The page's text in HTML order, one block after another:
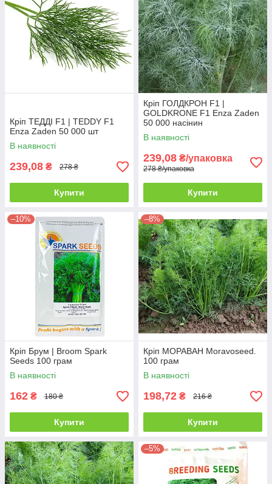
Кріп ТЕДДІ F1 | TEDDY F1
Enza Zaden 50 000 шт
В наявності
239,08 ₴ 278 ₴
Купити
Кріп ГОЛДКРОН F1 |
GOLDKRONE F1 Enza Zaden
50 000 насінин
В наявності
239,08 ₴/упаковка
278 ₴/упаковка
Купити
–10%
Кріп Брум | Broom Spark
Seeds 100 грам
В наявності
162 ₴ 180 ₴
Купити
–8%
Кріп МОРАВАН Moravoseed.
100 грам
В наявності
198,72 ₴ 216 ₴
Купити
–5%